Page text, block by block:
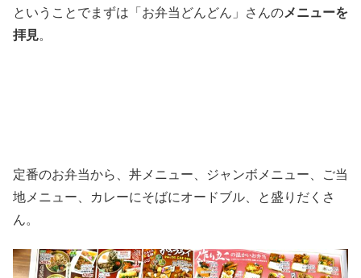
ということでまずは「お弁当どんどん」さんのメニューを
拝見。
定番のお弁当から、丼メニュー、ジャンボメニュー、ご当
地メニュー、カレーにそばにオードブル、と盛りだくさ
ん。